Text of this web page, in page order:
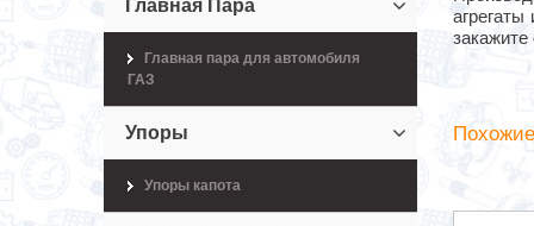
Главная Пара
Главная пара для автомобиля
ГАЗ
Упоры
Упоры капота